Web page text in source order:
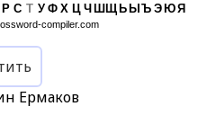
Р С Т У Ф Х Ц Ч Ш Щ Ь Ы Ъ Э ЮЯ
compiler.com
Ермаков